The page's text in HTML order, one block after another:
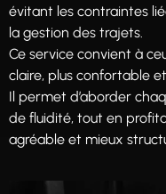
évitant les contraintes
la gestion des trajets.
Ce service convient à
claire, plus confortable
Il permet d’aborder
de fluidité, tout en
agréable et mieux